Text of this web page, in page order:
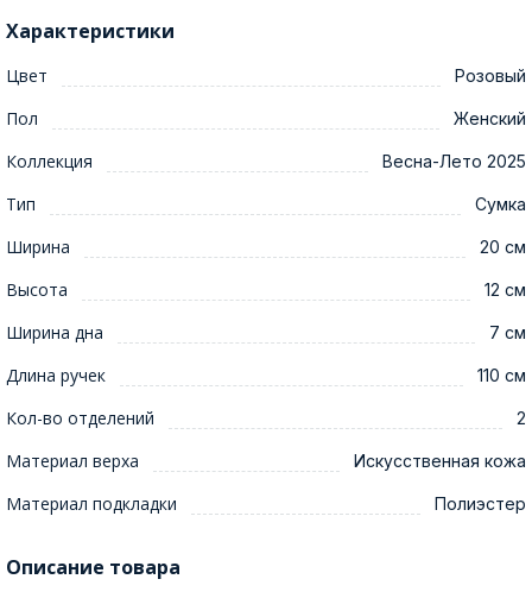
Характеристики
Цвет Розовый
Пол Женский
Коллекция Весна-Лето 2025
Тип Сумка
Ширина 20 см
Высота 12 см
Ширина дна 7 см
Длина ручек 110 см
Кол-во отделений 2
Материал верха Искусственная кожа
Материал подкладки Полиэстер
Описание товара